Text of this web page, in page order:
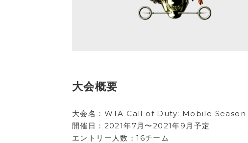
大会概要
大会名：WTA Call of Duty: Mobile Season
開催日：2021年7月〜2021年9月予定
エントリー人数：16チーム